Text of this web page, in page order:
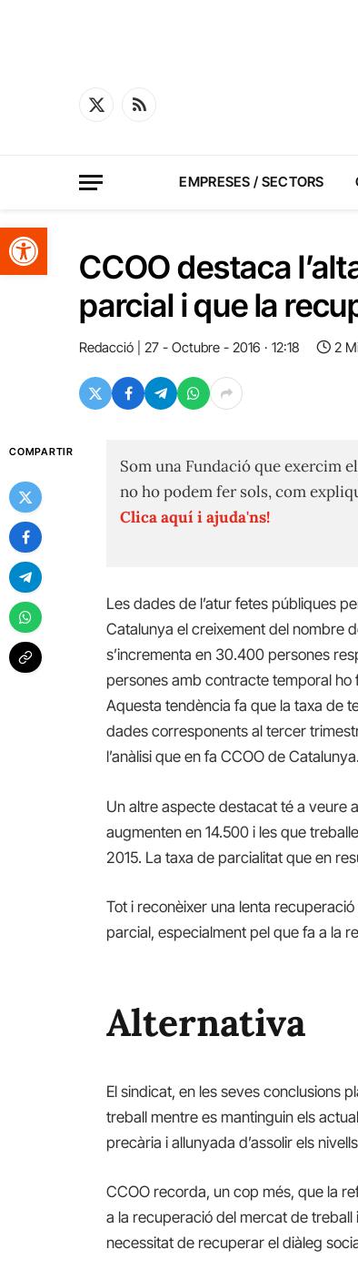
Obre la barra d'eines
X
RSS
EMPRESES / SECTORS
CCOO destaca
parcial i que la
Redacció 27 - Octubre - 2016 · 12:18 2
COMPARTIR
Som una Fundació que exercim
no ho podem fer sols, com
Clica aquí i ajuda'ns!
Les dades de l’atur fetes públiques
Catalunya el creixement del nombre
s’incrementa en 30.400 persones
persones amb contracte temporal ho
Aquesta tendència fa que la taxa de
dades corresponents al tercer
l’anàlisi que en fa CCOO de Catalunya.
Un altre aspecte destacatté a veure
augmenten en 14.500 i les que
2015. La taxa de parcialitatque en
Tot i reconèixer una lenta
parcial, especialment pel que fa a la
Alternativa
El sindicat, en les seves conclusions
treball mentre es mantinguin els
precària i allunyada d’assolir els
CCOO recorda, un cop més, que la r
a la recuperació del mercat de treball
necessitat de recuperar el diàleg